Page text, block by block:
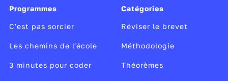
préparés à ce changement dès le début du cycle de
consolidation, le cycle 3, c’est-à-dire en CM1, puis
en CM2.
Programmes
C'est pas sorcier
Les chemins de l'école
3 minutes pour coder
Catégories
Réviser le brevet
Méthodologie
Théorèmes